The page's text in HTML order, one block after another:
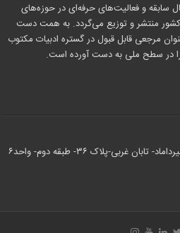
معماری و ساختمان 20 سال سابقه و فعالیت‌های حرفه‌ای در حوزه‌های
منتشر و توزیع می‌گردد. به همت دست
مرجعی قابل قبول در گستره ادبیات مکتوب
را در سطح ملی به دست آورده است.
غربی-پلاک ۳۶- طبقه دوم- واحد۶